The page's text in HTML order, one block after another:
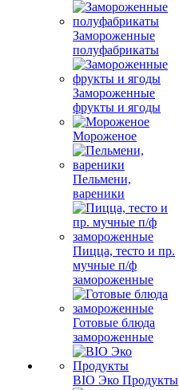
Замороженные
полуфабрикаты
Замороженные
фрукты и ягоды
Мороженое
Пельмени,
вареники
Пицца, тесто и пр.
мучные п/ф
замороженные
Готовые блюда
замороженные
BIO Эко Продукты